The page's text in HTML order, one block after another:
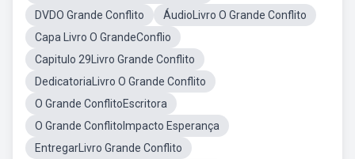
DVDO Grande Conflito
ÁudioLivro O Grande Conflito
Capa Livro O GrandeConflio
Capitulo 29Livro Grande Conflito
DedicatoriaLivro O Grande Conflito
O Grande ConflitoEscritora
O Grande ConflitoImpacto Esperança
EntregarLivro Grande Conflito